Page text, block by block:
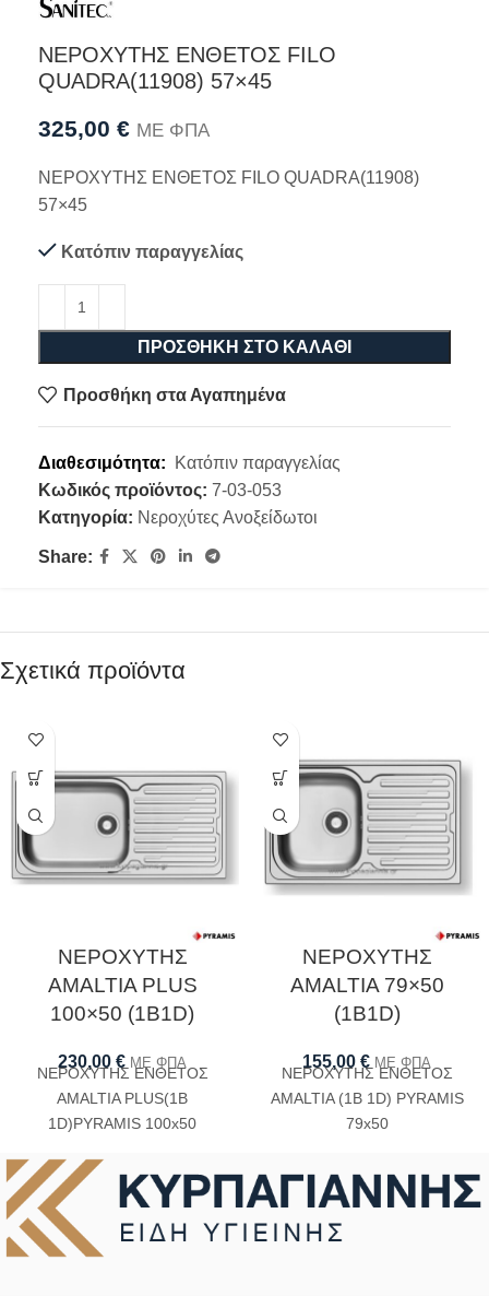
ΝΕΡΟΧΥΤΗΣ ΕΝΘΕΤΟΣ FILO
QUADRA(11908) 57×45
325,00 € ΜΕ ΦΠΑ
ΝΕΡΟΧΥΤΗΣ ΕΝΘΕΤΟΣ FILO QUADRA(11908)
57×45
Κατόπιν παραγγελίας
ΠΡΟΣΘΉΚΗ ΣΤΟ ΚΑΛΆΘΙ
Προσθήκη στα Αγαπημένα
Διαθεσιμότητα:
Κατόπιν παραγγελίας
Κωδικός προϊόντος: 7-03-053
Κατηγορία: Νεροχύτες Ανοξείδωτοι
Share:
Σχετικά προϊόντα
ΝΕΡΟΧΥΤΗΣ
AMALTIA PLUS
100×50 (1B1D)
230,00 € ΜΕ ΦΠΑ
ΝΕΡΟΧΥΤΗΣ ΕΝΘΕΤΟΣ
AMALTIA PLUS(1B
1D)PYRAMIS 100x50
ΝΕΡΟΧΥΤΗΣ
AMALTIA 79×50
(1B1D)
155,00 € ΜΕ ΦΠΑ
ΝΕΡΟΧΥΤΗΣ ΕΝΘΕΤΟΣ
AMALTIA (1B 1D) PYRAMIS
79x50